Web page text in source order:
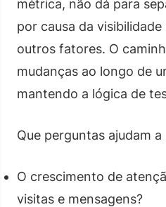
métrica, não dá para
por causa da
outros fatores. O
mudanças ao longo de
mantendo a lógica de
Que perguntas ajudam a
O crescimento de
visitas e mensagens?